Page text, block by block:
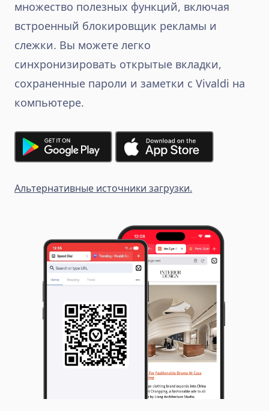
множество полезных функций, включая
встроенный блокировщик рекламы и
слежки. Вы можете легко
синхронизировать открытые вкладки,
сохраненные пароли и заметки с Vivaldi на
компьютере.
Альтернативные источники загрузки.